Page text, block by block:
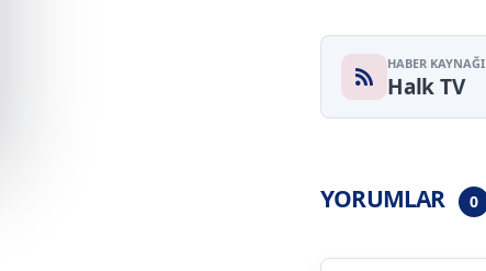
HABER KAYNAĞI
Halk TV
YORUMLAR 0